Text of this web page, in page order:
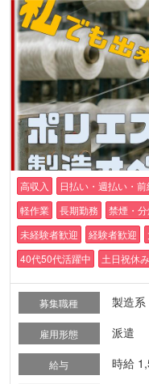
高収入 日払い・週払い・
軽作業
長期勤務 禁煙・分
未経験者歓迎
経験者歓迎
40代50代活躍中
土日祝休み
募集職種 製造系
雇用形態 派遣
給与 時給